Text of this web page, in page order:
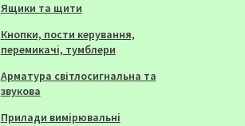
Ящики та щити
Кнопки, пости керування,
перемикачі, тумблери
Арматура світлосигнальна та
звукова
Прилади вимірювальні